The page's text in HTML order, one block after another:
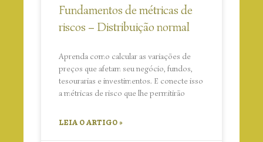
Fundamentos de métricas de
riscos – Distribuição normal
Aprenda como calcular as variações de
preços que afetam seu negócio, fundos,
tesourarias e investimentos. E conecte isso
a métricas de risco que lhe permitirão
LEIA O ARTIGO »